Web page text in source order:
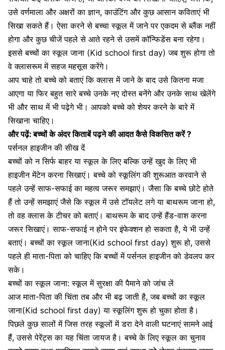
उसे वर्णमाला और अक्षरों का ज्ञान, काउंटिंग और कुछ आसान कविताएं भी
सिखा सकते हैं। ऐसा करने से बच्चा स्कूल में जाने पर एकदम से ब्लैंक नहीं
होगा और कुछ चीजें पहले से आते रहने से उसमें कॉन्फिडेंस बना रहेगा।
इससे बच्चों का स्कूल जाना (Kid school first day) जब शुरू होगा तो
वेक्लासरूममें सहज महसूस करेंगे।
आप चाहे तो बच्चे को बताएं कि क्लास में जाने के बाद उसे कितना मजा
आएगा या फिर बहुत सारे बच्चे उनके नएदोस्तबनेंगे और उनके साथ खेलेंगे
भी और साथ में भी पढ़ेगे भी। आपको बच्चे को शेयर करने के बारे में
सिखाना चाहिए।
और पढ़ें:बच्चों के अंदर किताबें पढ़ने की आदत कैसे विकसित करें ?
पर्सनल हाइजीन की सीख दें
बच्चों को न सिर्फ बाहर या स्कूल के लिए बल्कि उन्हें खुद के लिए भी
हाइजीन मेंटेन करना सिखाएं।बच्चे को स्कूलिंगकी शुरूआत करवाने से
पहले उन्हें साफ-सफाई का महत्व जरूर समझाएं। जैसा कि बच्चे छोटे होते
हैं तो उन्हें समझाएं जैसे कि स्कूल में उसेटॉयलेटलगे या बाथरूम जाना हो,
तो वह क्लास के टीचर को बताएं। बाथरूम के बाद उन्हेंहैंड-वाशकरना
जरूर सिखाएं। साफ-सफाई न होने परइंफेक्शनहो सकता है, ये भी उन्हें
बताएं। बच्चों का स्कूल जाना(Kid school first day) शुरू हो, उससे
पहले ही माता-पिता को चाहिए कि बच्चों मेंपर्सनल हाइजीनको डेवलप कर
सके।
बच्चों का स्कूल जाना: स्कूल में सुरक्षा की पैमाने को जांच लें
आज माता-पिता कीचिंता तब और भी बढ़ जाती है, जब बच्चों का स्कूल
जाना(Kid school first day) या स्कूलिंग शुरू हो चुका होता है।
पिछले कुछ सालों में जिस तरह स्कूलों में डरा देने वाली घटनाएं सामने आई
हैं, उससे पेरेंट्स का यहचिंता जायज है।बच्चे के लिए स्कूल का चुनाव